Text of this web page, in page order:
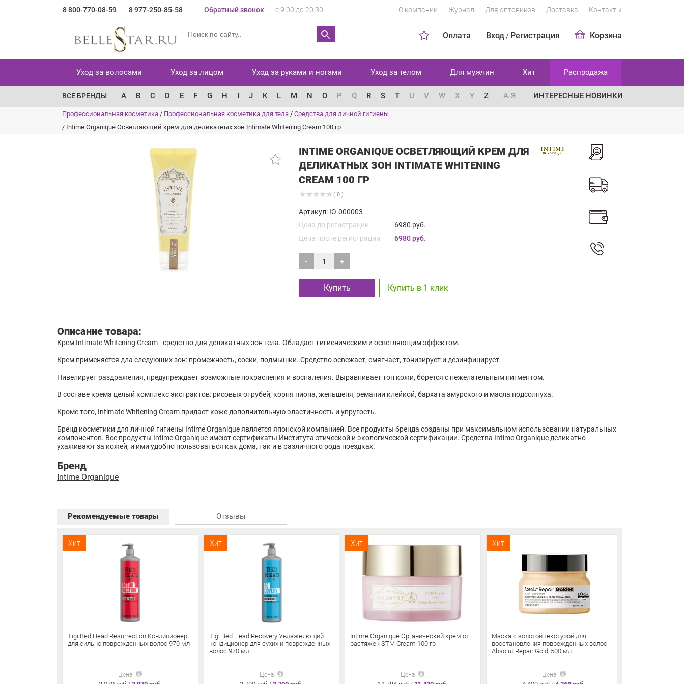
8 800-770-08-59 8 977-250-85-58 Обратный звонок с 9:00 до 20:30 О компании Журнал Для оптовиков Доставка Контакты
Оплата Вход / Регистрация Корзина
Уход за волосами Уход за лицом Уход за руками и ногами Уход за телом Для мужчин Хит Распродажа
ВСЕ БРЕНДЫ A B C D E F G H I J K L M N O P Q R S T U V W X Y Z А-Я ИНТЕРЕСНЫЕ НОВИНКИ
Профессиональная косметика / Профессиональная косметика для тела / Средства для личной гигиены
/ Intime Organique Осветляющий крем для деликатных зон Intimate Whitening Cream 100 гр
INTIME ORGANIQUE ОСВЕТЛЯЮЩИЙ КРЕМ ДЛЯ
ДЕЛИКАТНЫХ ЗОН INTIMATE WHITENING
CREAM 100 ГР
( 0 )
Артикул: IO-000003
Цена до регистрации
6980 руб.
Цена после регистрации
6980 руб.
- +
Купить Купить в 1 клик
Описание товара:
Крем Intimate Whitening Cream - средство для деликатных зон тела. Обладает гигиеническим и осветляющим эффектом.
Крем применяется дла следующих зон: промежность, соски, подмышки. Средство освежает, смягчает, тонизирует и дезинфицирует.
Нивелирует раздражения, предупреждает возможные покраснения и воспаления. Выравнивает тон кожи, борется с нежелательным пигментом.
В составе крема целый комплекс экстрактов: рисовых отрубей, корня пиона, женьшеня, ремании клейкой, бархата амурского и масла подсолнуха.
Кроме того, Intimate Whitening Cream придает коже дополнительную эластичность и упругость.
Бренд косметики для личной гигиены Intime Organique является японской компанией. Все продукты бренда созданы при максимальном использовании натуральных
компонентов. Все продукты Intime Organique имеют сертификаты Института этической и экологической сертификации. Средства Intime Organique деликатно
ухаживают за кожей, и ими удобно пользоваться как дома, так и в различного рода поездках.
Бренд
Intime Organique
Рекомендуемые товары Отзывы
Хит
Tigi Bed Head Resurrection Кондиционер
для сильно поврежденных волос 970 мл
Цена
Хит
Tigi Bed Head Recovery Увлажняющий
кондиционер для сухих и поврежденных
волос 970 мл
Цена
Хит
Intime Organique Органический крем от
растяжек STM Cream 100 гр
Цена
Хит
Маска с золотой текстурой для
восстановления поврежденных волос
Absolut Repair Gold, 500 мл
Цена